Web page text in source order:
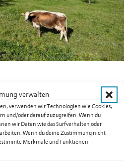
verwalten
verwenden wir Technologien wie Cookies,
und/oder darauf zuzugreifen. Wenn du
wir Daten wie das Surfverhalten oder
Wenn du deine Zustimmung nicht
Merkmale und Funktionen